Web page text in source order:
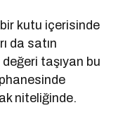
kutu içerisinde
da satın
taşıyan bu
niteliğinde.